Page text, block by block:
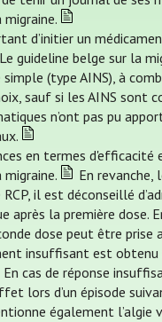
d’initier un
belge sur la
(type AINS), à
sauf si les AINS sont
n’ont pas pu
en termes
En revanche,
il est déconseillé
après la première dose.
dose peut être
insuffisant est
En cas de réponse
lors d’un épisode
également l’algie